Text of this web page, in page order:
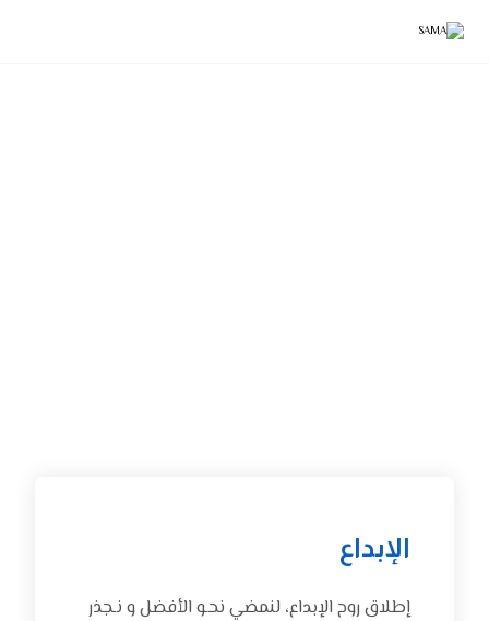
الإبداع
إطلاق روح الإبداع، لنمضي نحـو الأفضل و نـجذر